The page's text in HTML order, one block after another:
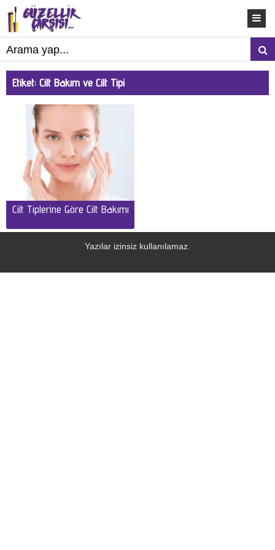
Etiket: Cilt Bakım ve Cilt Tipi
Cilt Tiplerine Göre Cilt Bakımı
Yazılar izinsiz kullanılamaz.